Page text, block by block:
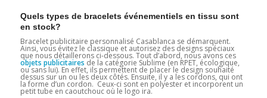
Quels types de bracelets événementiels en tissu sont
en stock?
Bracelet publicitaire personnalisé Casablanca se démarquent.
Ainsi, vous évitez le classique et autorisez des designs spéciaux
que nous détaillerons ci-dessous. Tout d’abord, nous avons ces
objets publicitaires de la catégorie Sublime (en RPET, écologique,
ou sans lui). En effet, ils permettent de placer le design souhaité
dessus sur un ou les deux côtés. Ensuite, il y a les cordons, qui ont
la forme d’un cordon. Ceux-ci sont en polyester et incorporent un
petit tube en caoutchouc où le logo ira.